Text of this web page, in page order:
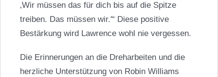
‚Wir müssen das für dich bis auf die Spitze
treiben. Das müssen wir.'“ Diese positive
Bestärkung wird Lawrence wohl nie vergessen.
Die Erinnerungen an die Dreharbeiten und die
herzliche Unterstützung von Robin Williams